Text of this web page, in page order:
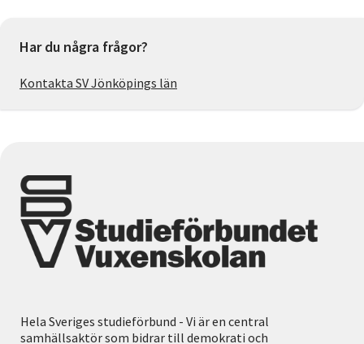
Har du några frågor?
Kontakta SV Jönköpings län
Hela Sveriges studieförbund - Vi är en central
samhällsaktör som bidrar till demokrati och